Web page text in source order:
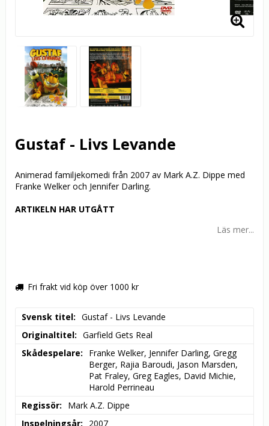
Gustaf - Livs Levande
Animerad familjekomedi från 2007 av Mark A.Z. Dippe med
Franke Welker och Jennifer Darling.
ARTIKELN HAR UTGÅTT
Läs mer...
Fri frakt vid köp över 1000 kr
Svensk titel
Gustaf - Livs Levande
Originaltitel
Garfield Gets Real
Skådespelare
Franke Welker, Jennifer Darling, Gregg
Berger, Rajia Baroudi, Jason Marsden,
Pat Fraley, Greg Eagles, David Michie,
Harold Perrineau
Regissör
Mark A.Z. Dippe
Inspelningsår
2007